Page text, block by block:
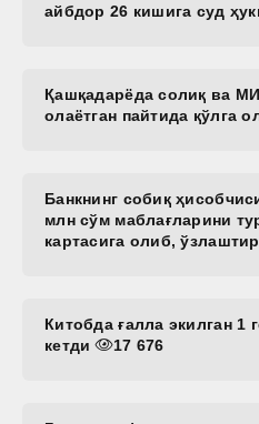
айбдор 26 кишига суд
Қашқадарёда солиқ ва
олаётган пайтида қўлга
Банкнинг собиқ
млн сўм маблағларини
картасига олиб,
Китобда ғалла экилган 1
кетди
17 676